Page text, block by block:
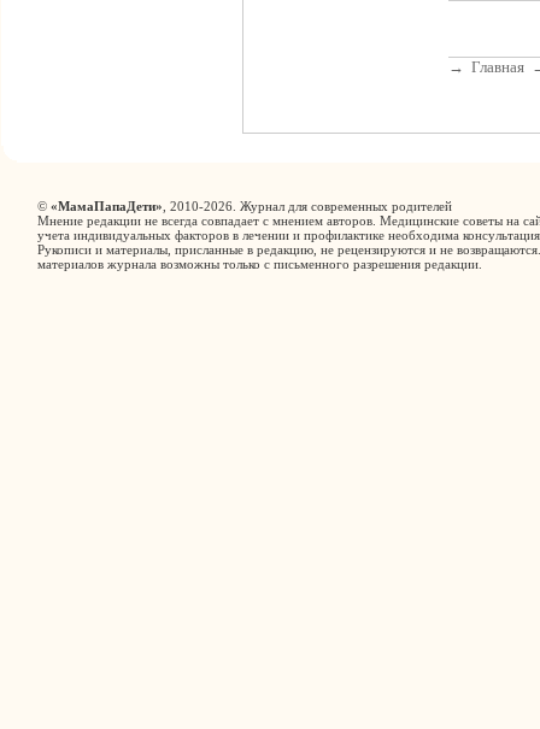
→ Главная
© «МамаПапаДети» , 2010-2026. Журнал для современных родителей
Мнение редакции не всегда совпадает с мнением авторов. Медицинские советы на
учета индивидуальных факторов в лечении и профилактике необходима
Рукописи и материалы, присланные в редакцию, не рецензируются и не
материалов журнала возможны только с письменного разрешения редакции.